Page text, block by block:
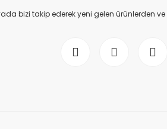
bizi takip ederek yeni gelen ürünlerden